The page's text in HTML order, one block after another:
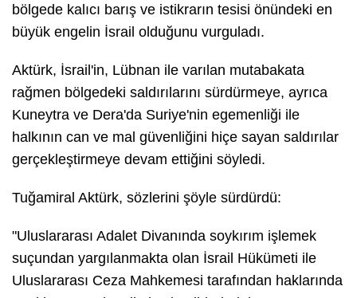
bölgede kalıcı barış ve istikrarın tesisi önündeki en
büyük engelin İsrail olduğunu vurguladı.
Aktürk, İsrail'in, Lübnan ile varılan mutabakata
rağmen bölgedeki saldırılarını sürdürmeye, ayrıca
Kuneytra ve Dera'da Suriye'nin egemenliği ile
halkının can ve mal güvenliğini hiçe sayan saldırılar
gerçekleştirmeye devam ettiğini söyledi.
Tuğamiral Aktürk, sözlerini şöyle sürdürdü:
"Uluslararası Adalet Divanında soykırım işlemek
suçundan yargılanmakta olan İsrail Hükümeti ile
Uluslararası Ceza Mahkemesi tarafından haklarında